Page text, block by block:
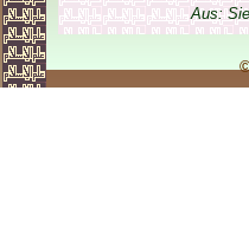
Aus: